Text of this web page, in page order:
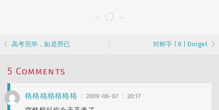
高考完毕，如是而已 对称字 | 8 | Dorgel
5 Comments
格格格格格格格 2009-06-07 20:17
🌸 去日本
🍚 饭否合集 (12)